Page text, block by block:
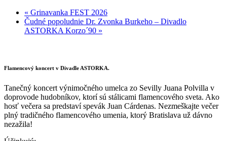
« Grinavanka FEST 2026
Čudné popoludnie Dr. Zvonka Burkeho – Divadlo
ASTORKA Korzo´90 »
Flamencový koncert v Divadle ASTORKA.
Tanečný koncert výnimočného umelca zo Sevilly Juana Polvilla v
doprovode hudobníkov, ktorí sú stálicami flamencového sveta. Ako
hosť večera sa predstaví spevák Juan Cárdenas. Nezmeškajte večer
plný tradičného flamencového umenia, ktorý Bratislava už dávno
nezažila!